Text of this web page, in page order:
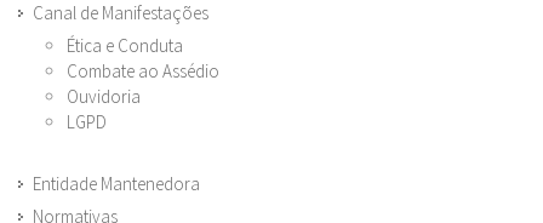
Canal de Manifestações
Ética e Conduta
Combate ao Assédio
Ouvidoria
LGPD
Entidade Mantenedora
Normativas